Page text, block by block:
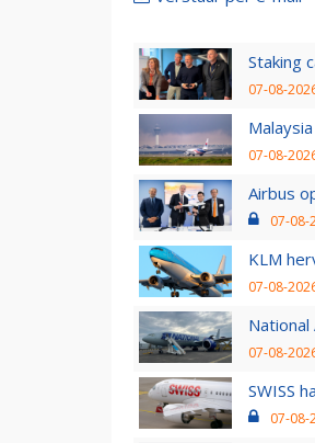
Staking
07-08-
07-08-
Airbus
07-08-
KLM
07-08-
07-08-
SWISS
07-08-